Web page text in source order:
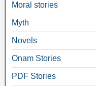
Moral stories
Myth
Novels
Onam Stories
PDF Stories